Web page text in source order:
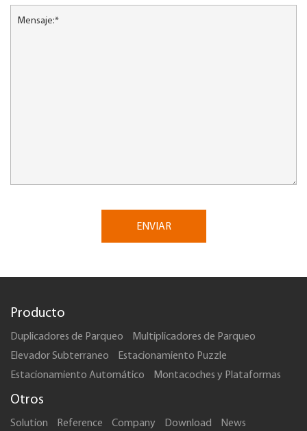
ENVIAR
Producto
Duplicadores de Parqueo
Multiplicadores de Parqueo
Elevador Subterraneo
Estacionamiento Puzzle
Estacionamiento Automático
Montacoches y Plataformas
Otros
Solution Reference Company Download News